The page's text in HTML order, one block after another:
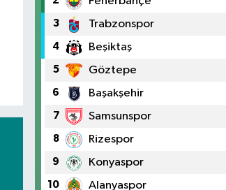
3 Trabzonspor
4 Beşiktaş
5 Göztepe
6 Başakşehir
7 Samsunspor
8 Rizespor
9 Konyaspor
10 Alanyaspor